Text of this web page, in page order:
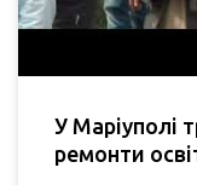
У Маріуполі
ремонти